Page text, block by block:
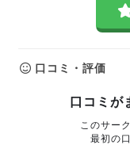
口コミ・評価
口コミが
このサー
最初の